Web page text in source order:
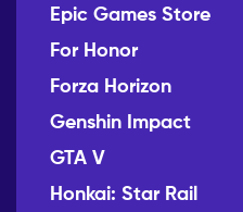
Epic Games Store
For Honor
Forza Horizon
Genshin Impact
GTA V
Honkai: Star Rail